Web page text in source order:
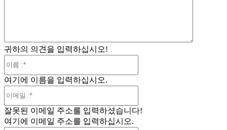
귀하의 의견을 입력하십시오!
여기에 이름을 입력하십시오.
일
잘못된 이메일 주소를 입력하셨습니다!
여기에 이메일 주소를 입력하십시오.